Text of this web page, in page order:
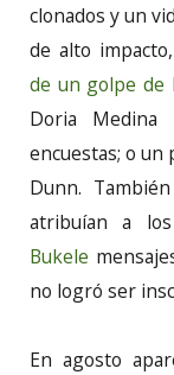
clonados y un
de alto
de un golpe de
Doria Medina
encuestas; o un
Dunn.
atribuían a
Bukele
no logró ser
En agosto